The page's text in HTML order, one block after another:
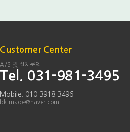
Customer Center
A/S 및 설치문의
Tel. 031-981-3495
Mobile. 010-3918-3496
bk-made@naver.com